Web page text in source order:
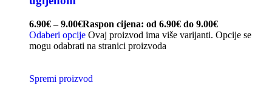
6.90€ – 9.00€Raspon cijena: od 6.90€ do 9.00€
Odaberi opcije Ovaj proizvod ima više varijanti. Opcije se
mogu odabrati na stranici proizvoda
Spremi proizvod